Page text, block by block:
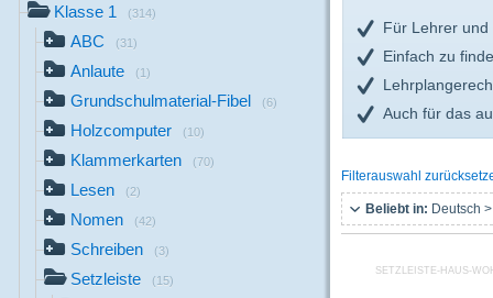
Klasse 1 (314)
ABC (31)
Anlaute (1)
Grundschulmaterial-Fibel (6)
Holzcomputer (10)
Klammerkarten (70)
Lesen (2)
Nomen (42)
Schreiben (3)
Setzleiste (15)
Für Lehrer und
Einfach zu
Auch für das
Filterauswahl
Beliebt in: Deutsch
SETZLEISTE-HAUS-